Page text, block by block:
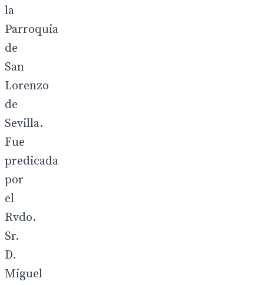
la
Parroquia
de
San
Lorenzo
de
Sevilla.
Fue
predicada
por
el
Rvdo.
Sr.
D.
Miguel